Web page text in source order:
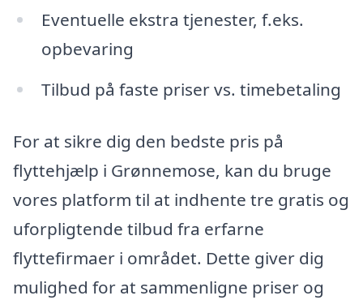
Eventuelle ekstra tjenester, f.eks.
opbevaring
Tilbud på faste priser vs. timebetaling
For at sikre dig den bedste pris på
flyttehjælp i Grønnemose, kan du bruge
vores platform til at indhente tre gratis og
uforpligtende tilbud fra erfarne
flyttefirmaer i området. Dette giver dig
mulighed for at sammenligne priser og